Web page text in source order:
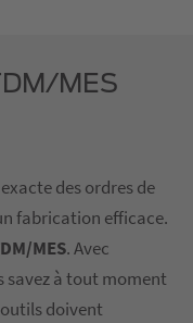
MES
des ordres de
fabrication efficace.
MES. Avec
savez à tout moment
doivent